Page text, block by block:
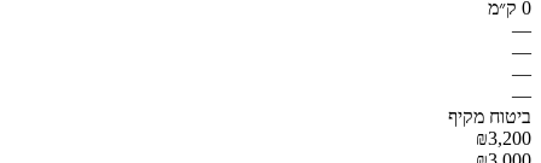
0 ק״מ
—
—
—
—
ביטוח מקיף
₪3,200